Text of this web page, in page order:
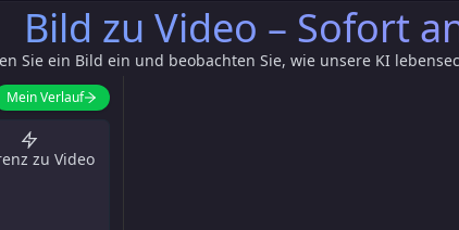
Bild zu Video – Sofort
Sie ein Bild ein und beobachten Sie, wie unsere KI
Mein Verlauf
zu Video